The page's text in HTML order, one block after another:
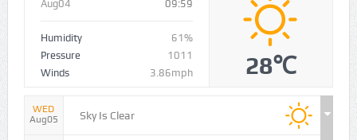
राजा भैया ने खरीदी 3.45 करोड़ की Lexus